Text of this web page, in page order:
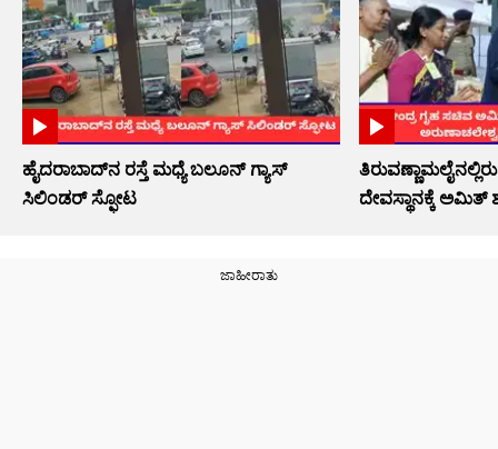
ಹೈದರಾಬಾದ್​ನ ರಸ್ತೆ ಮಧ್ಯೆ ಬಲೂನ್ ಗ್ಯಾಸ್
ಸಿಲಿಂಡರ್ ಸ್ಫೋಟ
ದೇವಸ್ಥಾನಕ್ಕೆ ಅಮಿತ್